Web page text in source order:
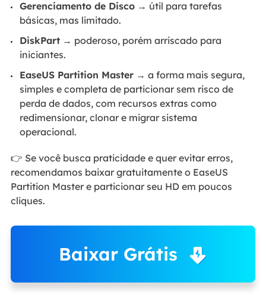
Gerenciamento de Disco→ útil para tarefas
básicas, mas limitado.
DiskPart→ poderoso, porém arriscado para
iniciantes.
EaseUS Partition Master→ a forma mais segura,
simples e completa de particionar sem risco de
perda de dados, com recursos extras como
redimensionar, clonar e migrar sistema
operacional.
👉 Se você busca praticidade e quer evitar erros,
recomendamos baixar gratuitamente o EaseUS
Partition Master e particionar seu HD em poucos
cliques.
Baixar Grátis